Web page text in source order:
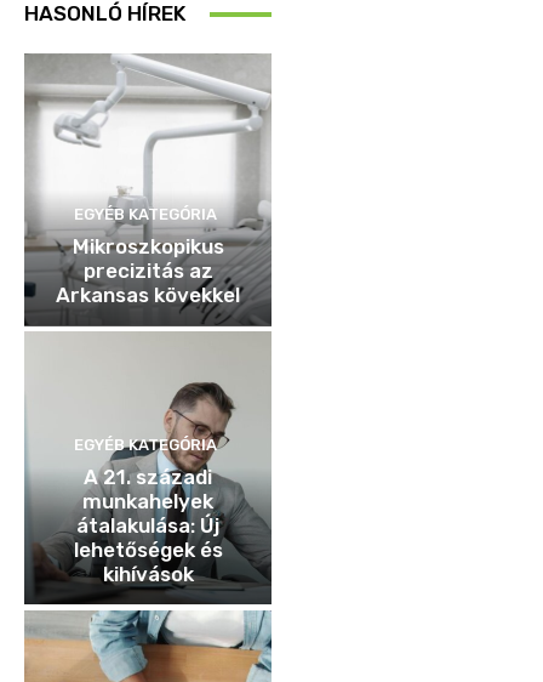
HASONLÓ HÍREK
EGYÉB KATEGÓRIA
Mikroszkopikus
precizitás az
Arkansas kövekkel
EGYÉB KATEGÓRIA
A 21. századi
munkahelyek
átalakulása: Új
lehetőségek és
kihívások